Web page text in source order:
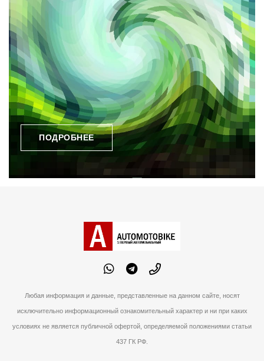
ПОДРОБНЕЕ
Любая информация и данные, представленные на данном сайте, носят
исключительно информационный ознакомительный характер и ни при каких
условиях не является публичной офертой, определяемой положениями статьи
437 ГК РФ.